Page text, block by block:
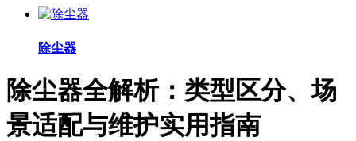
除尘器
除尘器全解析：类型区分、场
景适配与维护实用指南